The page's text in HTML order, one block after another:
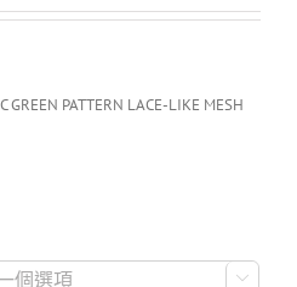
GREEN PATTERN LACE-LIKE MESH
